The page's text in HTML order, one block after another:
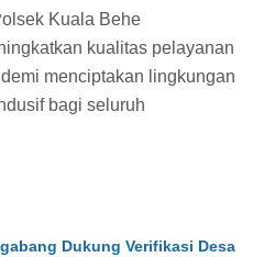
Kuala Behe
kualitas pelayanan
menciptakan lingkungan
bagi seluruh
Dukung Verifikasi Desa